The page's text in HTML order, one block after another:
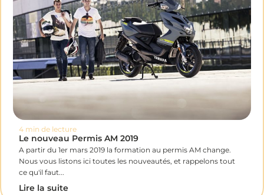
4 min de lecture
Le nouveau Permis AM 2019
A partir du 1er mars 2019 la formation au permis AM change.
Nous vous listons ici toutes les nouveautés, et rappelons tout
ce qu'il faut...
Lire la suite